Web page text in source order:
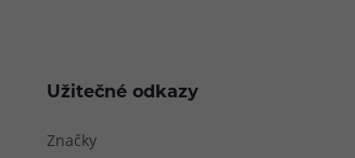
Užitečné odkazy
Značky